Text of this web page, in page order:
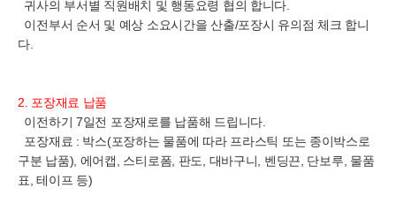
귀사의 부서별 직원배치 및 행동요령 협의 합니다.
이전부서 순서 및 예상 소요시간을 산출/포장시 유의점 체크 합니
다.
2. 포장재료 납품
이전하기 7일전 포장재로를 납품해 드립니다.
포장재료 : 박스(포장하는 물품에 따라 프라스틱 또는 종이박스로
구분 납품), 에어캡, 스티로폼, 판도, 대바구니, 벤딩끈, 단보루, 물품
표, 테이프 등)